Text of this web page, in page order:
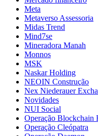
Meta
Metaverso Assessoria
Midas Trend
Mind7se
Mineradora Manah
Monnos
MSK
Naskar Holding
NEOIN Construção
Nex Niederauer
Novidades
NUI Social
Operação Blockchain
Operação Cleópatra